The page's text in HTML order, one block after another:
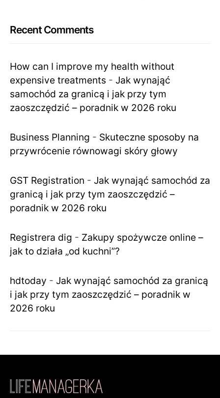
Recent Comments
How can I improve my health without
expensive treatments - Jak wynająć
samochód za granicą i jak przy tym
zaoszczędzić – poradnik w 2026 roku
Business Planning - Skuteczne sposoby na
przywrócenie równowagi skóry głowy
GST Registration - Jak wynająć samochód za
granicą i jak przy tym zaoszczędzić –
poradnik w 2026 roku
Registrera dig - Zakupy spożywcze online –
jak to działa „od kuchni”?
hdtoday - Jak wynająć samochód za granicą
i jak przy tym zaoszczędzić – poradnik w
2026 roku